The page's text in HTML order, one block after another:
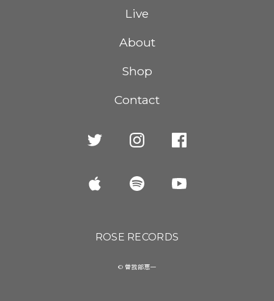
Live
About
Shop
Contact
ROSE RECORDS
© 曽我部恵一